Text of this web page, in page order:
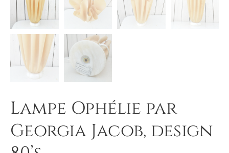
Lampe Ophélie par
Georgia Jacob, design